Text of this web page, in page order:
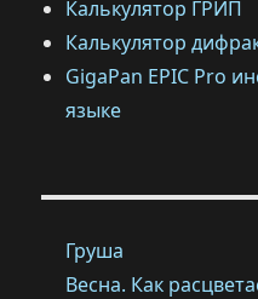
Калькулятор ГРИП
Калькулятор
GigaPan EPIC Pro
языке
Груша
Весна. Как